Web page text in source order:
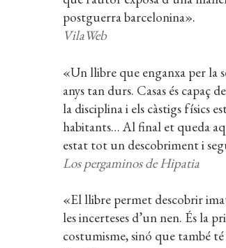
postguerra barcelonina».
VilaWeb
«Un llibre que enganxa per la
anys tan durs. Casas és capaç
la disciplina i els càstigs físics
habitants… Al final et queda
estat tot un descobriment i
Los pergaminos de Hipatia
«El llibre permet descobrir
les incerteses d’un nen. És la
costumisme, sinó que també